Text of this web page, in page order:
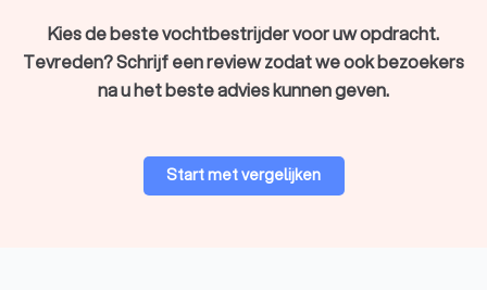
Kies de beste vochtbestrijder voor uw opdracht.
Tevreden? Schrijf een review zodat we ook bezoekers
na u het beste advies kunnen geven.
Start met vergelijken